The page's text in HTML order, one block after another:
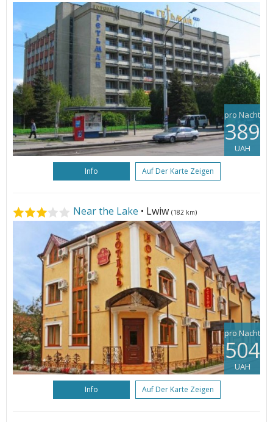
pro Nacht
389
UAH
Info Auf Der Karte Zeigen
Near the Lake • Lwiw (182 km)
pro Nacht
504
UAH
Info Auf Der Karte Zeigen